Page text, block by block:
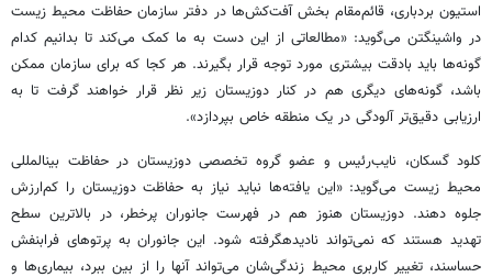
استیون بردباری، قائم‌مقام بخش آفت‌کش‌ها در دفتر سازمان حفاظت محیط زیست
در واشینگتن می‌گوید: «مطالعاتی از این دست به ما کمک می‌کند تا بدانیم کدام
گونه‌ها باید بادقت بیشتری مورد توجه قرار بگیرند. هر کجا که برای سازمان ممکن
باشد، گونه‌های دیگری هم در کنار دوزیستان زیر نظر قرار خواهند گرفت تا به
ارزیابی دقیق‌تر آلودگی در یک منطقه خاص بپردازد».
کلود گسکان، نایب‌رئیس و عضو گروه تخصصی دوزیستان در حفاظت بینالمللی
محیط زیست می‌گوید: «این یافته‌ها نباید نیاز به حفاظت دوزیستان را کم‌ارزش
جلوه دهند. دوزیستان هنوز هم در فهرست جانوران پرخطر، در بالاترین سطح
تهدید هستند که نمی‌تواند نادیدهگرفته شود. این جانوران به پرتوهای فرابنفش
حساسند، تغییر کاربری محیط زندگی‌شان می‌تواند آنها را از بین ببرد، بیماری‌ها و